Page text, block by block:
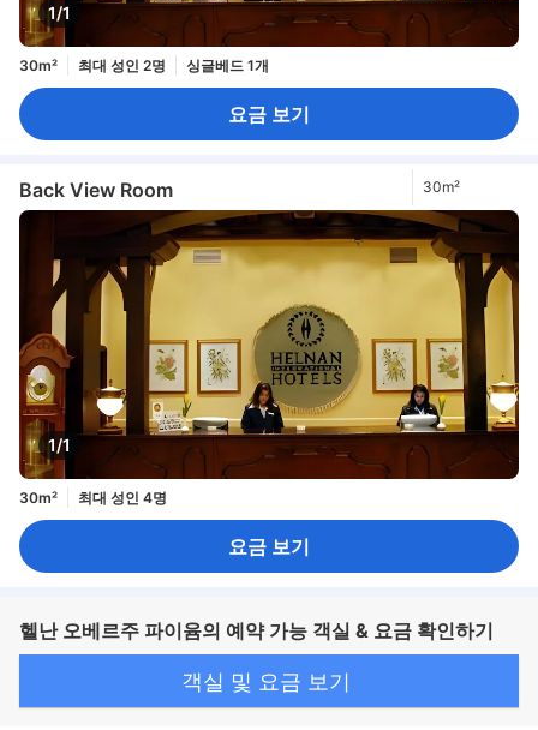
1/1
30m² 최대 성인 2명 싱글베드 1개
요금 보기
Back View Room 30m²
1/1
30m² 최대 성인 4명
요금 보기
헬난 오베르주 파이윰의 예약 가능 객실 & 요금 확인하기
객실 및 요금 보기